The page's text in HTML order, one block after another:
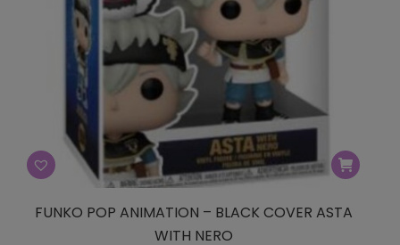
FUNKO POP ANIMATION – BLACK COVER ASTA
WITH NERO